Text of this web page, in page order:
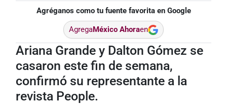
Agréganos como tu fuente favorita en Google
AgregaMéxico Ahoraen
Ariana Grande y Dalton Gómez se
casaron este fin de semana,
confirmó su representante a la
revista People.